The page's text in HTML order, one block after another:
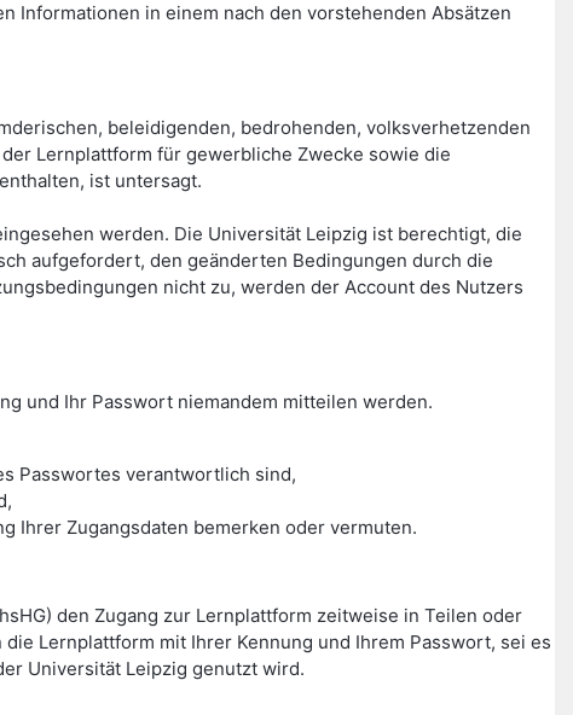
Informationen in einem nach den vorstehenden Absätzen
beleidigenden, bedrohenden, volksverhetzenden
Lernplattform für gewerbliche Zwecke sowie die
ist untersagt.
werden. Die Universität Leipzig ist berechtigt, die
aufgefordert, den geänderten Bedingungen durch die
nicht zu, werden der Account des Nutzers
und Ihr Passwort niemandem mitteilen werden.
Passwortes verantwortlich sind,
Ihrer Zugangsdaten bemerken oder vermuten.
den Zugang zur Lernplattform zeitweise in Teilen oder
Lernplattform mit Ihrer Kennung und Ihrem Passwort, sei es
Universität Leipzig genutzt wird.